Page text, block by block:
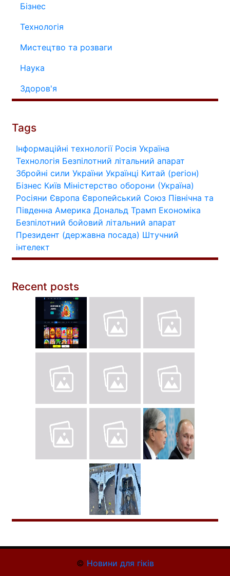
Бізнес
Технологія
Мистецтво та розваги
Наука
Здоров'я
Tags
Інформаційні технології Росія Україна
Технологія Безпілотний літальний апарат
Збройні сили України Українці Китай (регіон)
Бізнес Київ Міністерство оборони (Україна)
Росіяни Європа Європейський Союз Північна та
Південна Америка Дональд Трамп Економіка
Безпілотний бойовий літальний апарат
Президент (державна посада) Штучний
інтелект
Recent posts
© Новини для гіків